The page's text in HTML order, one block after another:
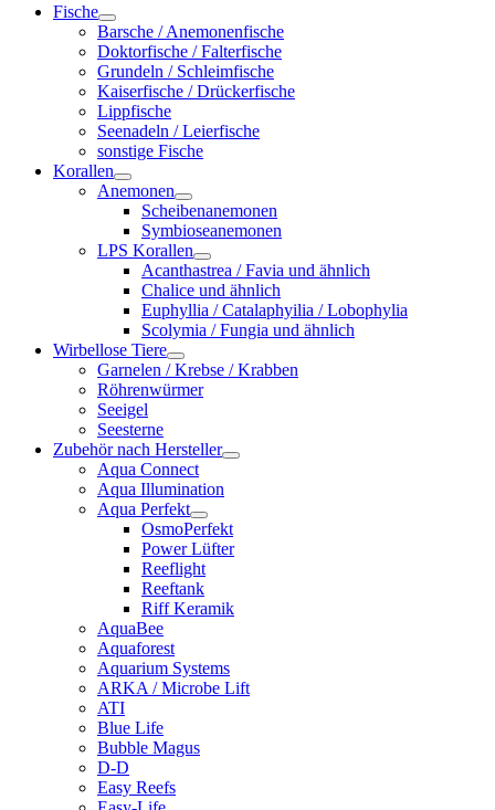
Fische
Barsche / Anemonenfische
Doktorfische / Falterfische
Grundeln / Schleimfische
Kaiserfische / Drückerfische
Lippfische
Seenadeln / Leierfische
sonstige Fische
Korallen
Anemonen
Scheibenanemonen
Symbioseanemonen
LPS Korallen
Acanthastrea / Favia und ähnlich
Chalice und ähnlich
Euphyllia / Catalaphyilia / Lobophylia
Scolymia / Fungia und ähnlich
Wirbellose Tiere
Garnelen / Krebse / Krabben
Röhrenwürmer
Seeigel
Seesterne
Zubehör nach Hersteller
Aqua Connect
Aqua Illumination
Aqua Perfekt
OsmoPerfekt
Power Lüfter
Reeflight
Reeftank
Riff Keramik
AquaBee
Aquaforest
Aquarium Systems
ARKA / Microbe Lift
ATI
Blue Life
Bubble Magus
D-D
Easy Reefs